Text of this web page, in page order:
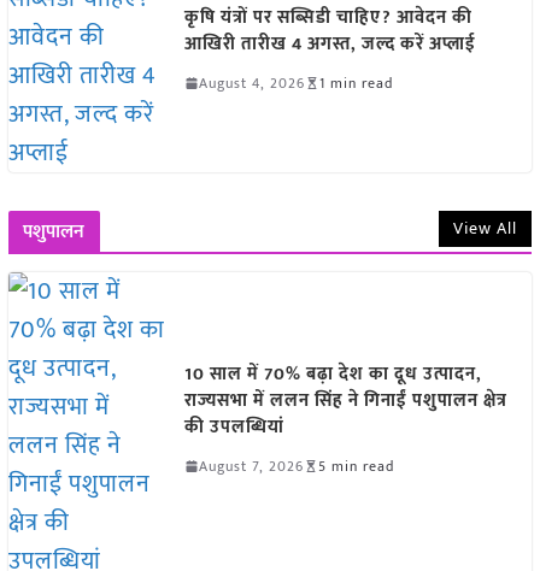
कृषि यंत्रों पर सब्सिडी चाहिए? आवेदन की
आखिरी तारीख 4 अगस्त, जल्द करें अप्लाई
August 4, 2026 1 min read
पशुपालन View All
10 साल में 70% बढ़ा देश का दूध उत्पादन,
राज्यसभा में ललन सिंह ने गिनाईं पशुपालन क्षेत्र
की उपलब्धियां
August 7, 2026 5 min read